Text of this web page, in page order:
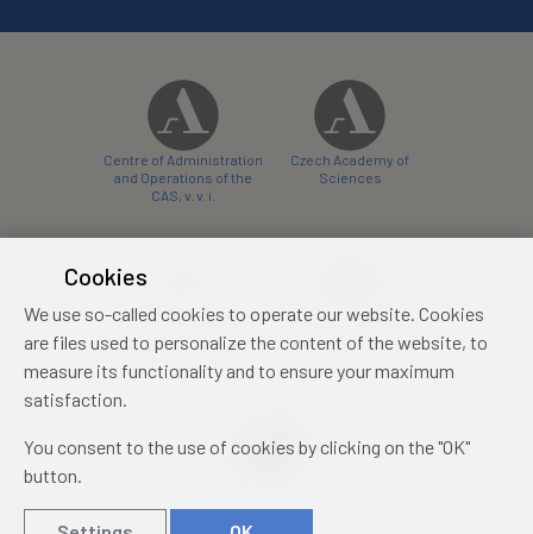
Centre of Administration
and Operations of the
CAS, v. v. i.
Czech Academy of
Sciences
conference centre
konferenční centrum
Cookies
We use so-called cookies to operate our website. Cookies
are files used to personalize the content of the website, to
measure its functionality and to ensure your maximum
satisfaction.
You consent to the use of cookies by clicking on the "OK"
button.